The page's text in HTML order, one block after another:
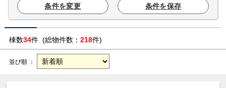
条件を変更 条件を保存
棟数34件 (総物件数： 218件)
並び順 ：